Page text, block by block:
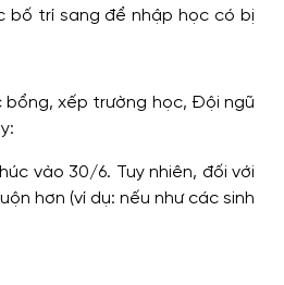
bố trí sang để nhập học có bị
xếp trường học, Đội ngũ
vào 30/6. Tuy nhiên, đối với
hơn (ví dụ: nếu như các sinh